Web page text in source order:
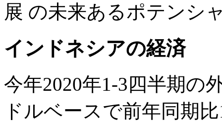
展 の未来あるポテンシ
インドネシアの経済
今年2020年1-3四半期の
ドルベースで前年同期比